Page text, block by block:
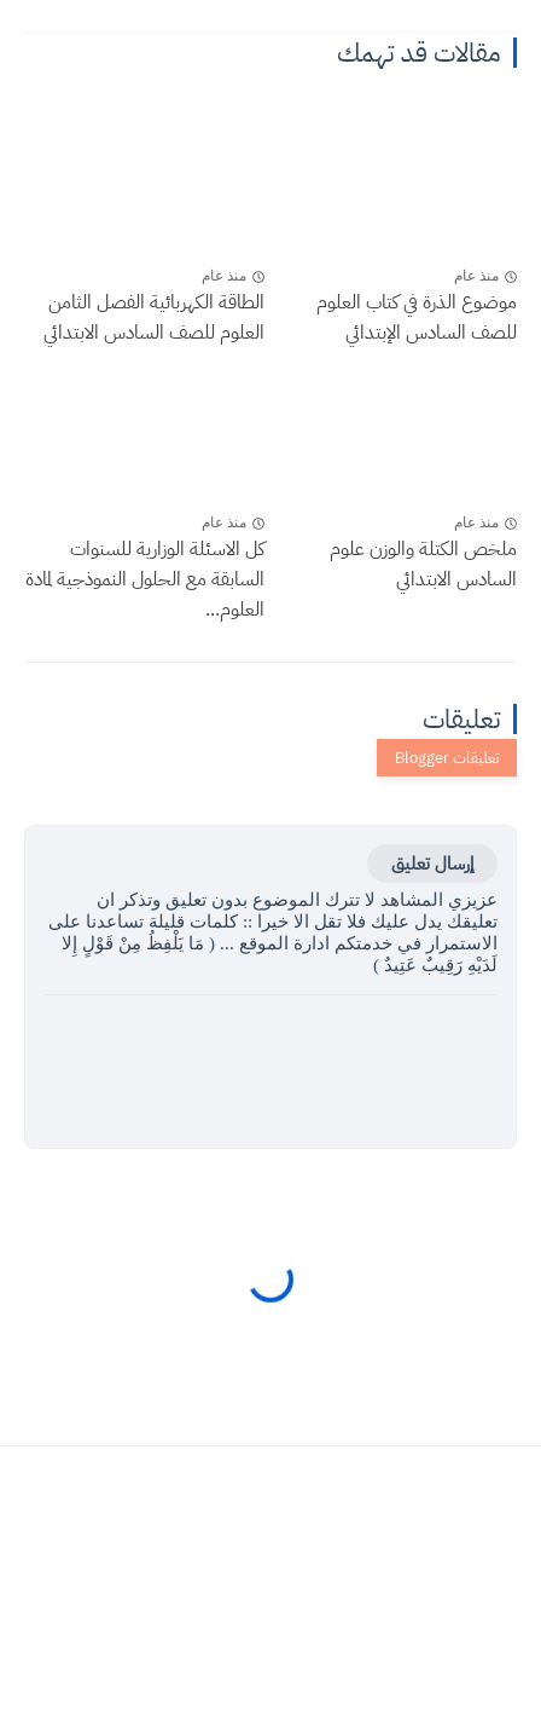
مقالات قد تهمك
منذ عام
موضوع الذرة في كتاب العلوم
للصف السادس الإبتدائي
منذ عام
الطاقة الكهربائية الفصل الثامن
العلوم للصف السادس الابتدائي
منذ عام
ملخص الكتلة والوزن علوم
السادس الابتدائي
منذ عام
كل الاسئلة الوزارية للسنوات
السابقة مع الحلول النموذجية لمادة
العلوم...
تعليقات
إرسال تعليق
عزيزي المشاهد لا تترك الموضوع بدون تعليق وتذكر ان
تعليقك يدل عليك فلا تقل الا خيرا :: كلمات قليلة تساعدنا على
الاستمرار في خدمتكم ادارة الموقع ... ( مَا يَلْفِظُ مِنْ قَوْلٍ إِلا
لَدَيْهِ رَقِيبٌ عَتِيدٌ )